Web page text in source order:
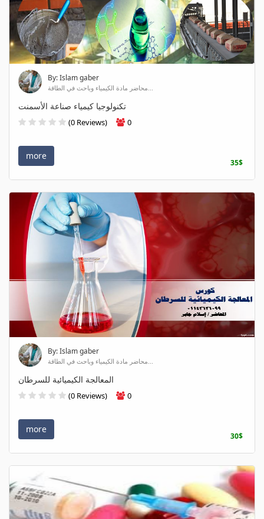
By: Islam gaber
محاضر مادة الكيمياء وباحث في الطاقة...
تكنولوجيا كيمياء صناعة الأسمنت
(0 Reviews) 0
more
35$
By: Islam gaber
محاضر مادة الكيمياء وباحث في الطاقة...
المعالجة الكيميائية للسرطان
(0 Reviews) 0
more
30$